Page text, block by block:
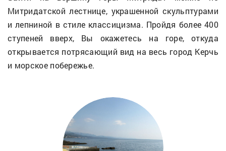
Митридатской лестнице, украшенной скульптурами
и лепниной в стиле классицизма. Пройдя более 400
ступеней вверх, Вы окажетесь на горе, откуда
открывается потрясающий вид на весь город Керчь
и морское побережье.